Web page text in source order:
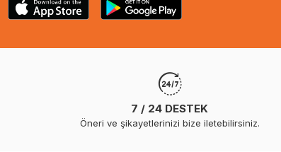
7 / 24 DESTEK
Öneri ve şikayetlerinizi bize iletebilirsiniz.